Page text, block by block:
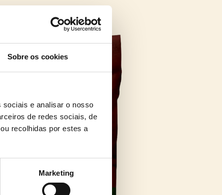
Sobre os cookies
sociais e analisar o nosso
de redes sociais, de
recolhidas por estes a
Marketing